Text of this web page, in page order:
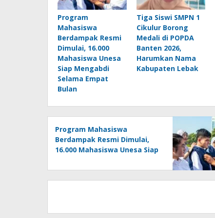
Program
Mahasiswa
Berdampak Resmi
Dimulai, 16.000
Mahasiswa Unesa
Siap Mengabdi
Selama Empat
Bulan
Tiga Siswi SMPN 1
Cikulur Borong
Medali di POPDA
Banten 2026,
Harumkan Nama
Kabupaten Lebak
Program Mahasiswa
Berdampak Resmi Dimulai,
16.000 Mahasiswa Unesa Siap
Bulan